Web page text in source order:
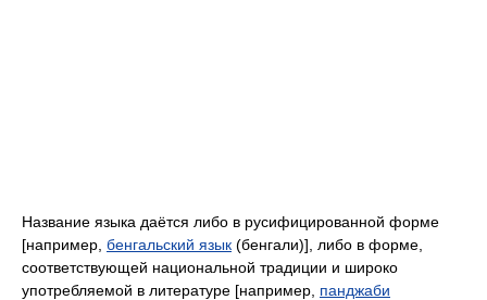
Название языка даётся либо в русифицированной форме
[например, бенгальский язык (бенгали)], либо в форме,
соответствующей национальной традиции и широко
употребляемой в литературе [например, панджаби